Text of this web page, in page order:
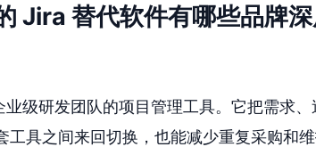
Jira 替代软件有哪些品牌
级研发团队的项目管理工具。它把需求
工具之间来回切换，也能减少重复采购和